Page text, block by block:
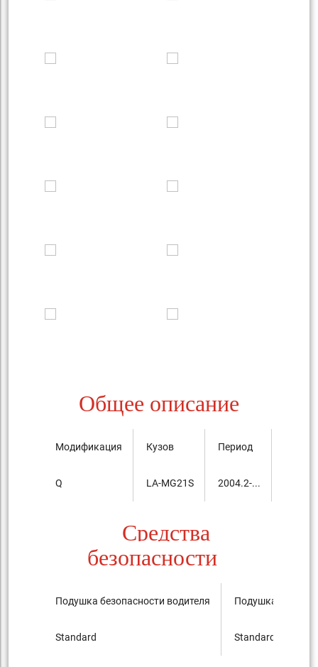
Общее описание
Модификация
Q
Кузов
LA-MG21S
Период
2004.2-...
Средства
безопасности
Подушка безопасности водителя
Standard
Подушка
Standard